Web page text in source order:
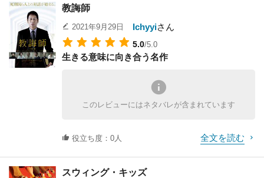
述の暗く重い雰囲気もあり、全体的に人を選びそう
な映画ではあります。
教誨師
2021年9月29日 Ichyyiさん
5.0/5.0
生きる意味に向き合う名作
このレビューにはネタバレが含まれています
役立ち度：0人 全文を読む
スウィング・キッズ